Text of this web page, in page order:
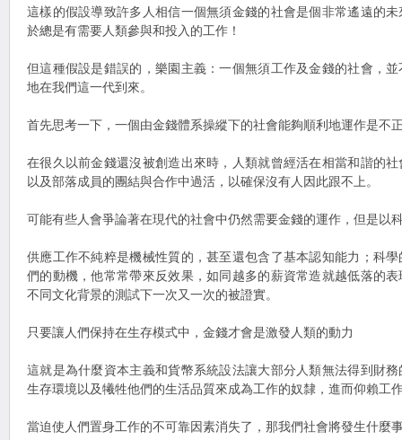
這樣的假設導致許多人相信一個無須金錢的社會是個非常遙遠的
於總是有需要人類參與和投入的工作！
但這種假設是錯誤的，樂園主義：一個無須工作及金錢的社會，
地在我們這一代到來。
首先思考一下，一個由金錢體系操縱下的社會能夠順利地運作是不
在很久以前金錢還沒被創造出來時，人類就曾經活在相當和諧的
以及部落成員的團結與合作中過活，以確保沒有人因此跟不上。
可能有些人會爭論著在現代的社會中仍然需要金錢的運作，但是以
供應工作不純粹是機械性質的，甚至還包含了基本認知能力；科
們的動機，他常常帶來反效果，如同越多的薪資常造就越低落的
不同文化背景的測試下一次又一次的被證實。
只要讓人們保持在生存模式中，金錢才會是激發人類的動力
這就是為什麼資本主義和貨幣系統設法讓大部分人類無法得到財
生存環境以及犧牲他們的生活品質來成為工作的奴隸，進而仰賴工
當迫使人們置身工作的不可靠因素消失了，那我們社會將發生什麼